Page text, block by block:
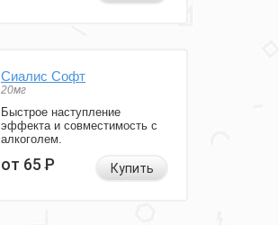
Сиалис Софт
20мг
Быстрое наступление
эффекта и совместимость с
алкоголем.
от 65Р Купить